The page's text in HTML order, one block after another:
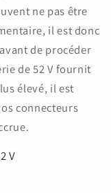
ne pas être
il est donc
de procéder
de 52 V fournit
élevé, il est
connecteurs
V